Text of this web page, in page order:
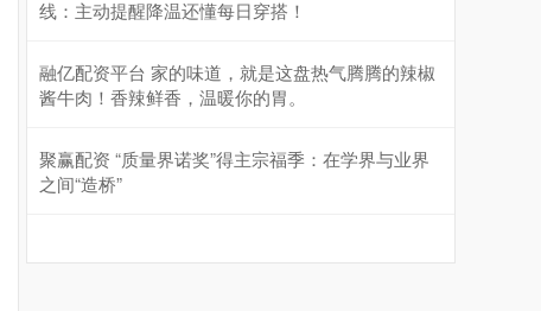
线：主动提醒降温还懂每日穿搭！
融亿配资平台 家的味道，就是这盘热气腾腾的辣椒
酱牛肉！香辣鲜香，温暖你的胃。
聚赢配资 “质量界诺奖”得主宗福季：在学界与业界
之间“造桥”